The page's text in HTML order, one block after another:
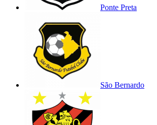
Ponte Preta
São Bernardo